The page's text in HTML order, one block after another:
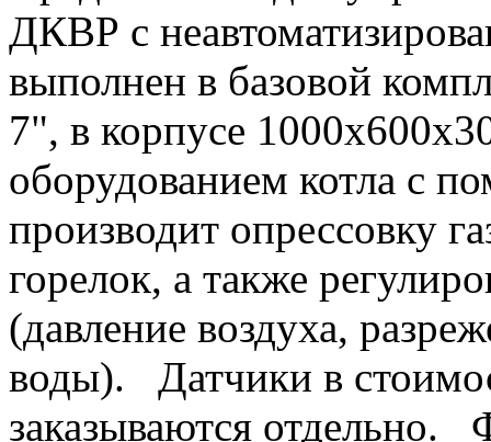
ДКВР с
выполнен в базовой
7", в корпусе
оборудованием котла с
производит опрессовку
горелок, а также
(давление воздуха,
воды). Датчики в
заказываются отдельно.